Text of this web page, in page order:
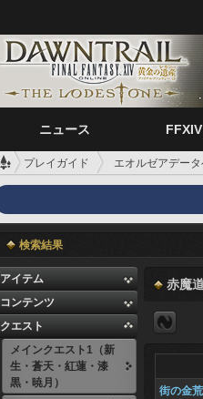
ニュース
プレイガイド エオルゼアデー
検索結果
アイテム
コンテンツ
クエスト
メインクエスト1（新
生・蒼天・紅蓮・漆
黒・暁月）
赤魔
街の金